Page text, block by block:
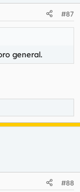
#87
general.
#88